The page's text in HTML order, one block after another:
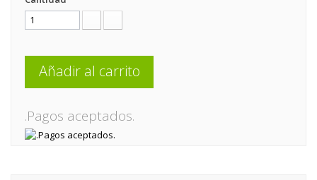
Añadir al carrito
.Pagos aceptados.